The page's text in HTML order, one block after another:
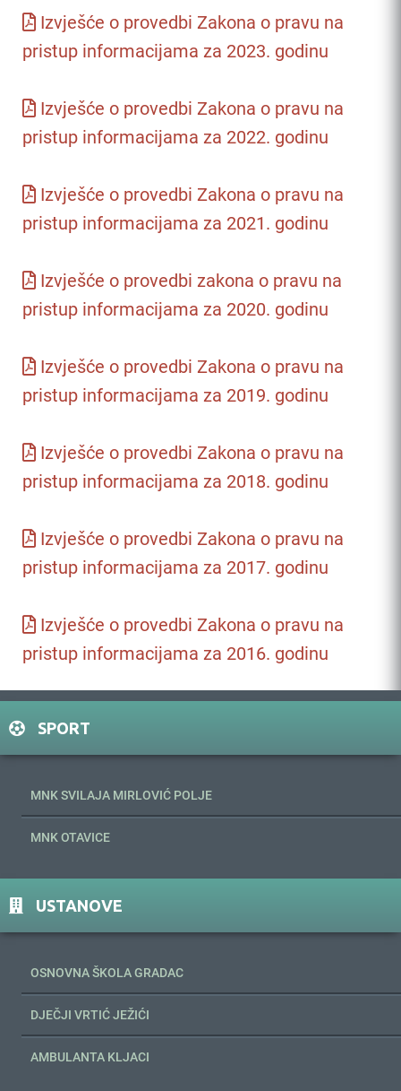
Izvješće o provedbi Zakona o pravu na
pristup informacijama za 2023. godinu
Izvješće o provedbi Zakona o pravu na
pristup informacijama za 2022. godinu
Izvješće o provedbi Zakona o pravu na
pristup informacijama za 2021. godinu
Izvješće o provedbi zakona o pravu na
pristup informacijama za 2020. godinu
Izvješće o provedbi Zakona o pravu na
pristup informacijama za 2019. godinu
Izvješće o provedbi Zakona o pravu na
pristup informacijama za 2018. godinu
Izvješće o provedbi Zakona o pravu na
pristup informacijama za 2017. godinu
Izvješće o provedbi Zakona o pravu na
pristup informacijama za 2016. godinu
SPORT
MNK SVILAJA MIRLOVIĆ POLJE
MNK OTAVICE
USTANOVE
OSNOVNA ŠKOLA GRADAC
DJEČJI VRTIĆ JEŽIĆI
AMBULANTA KLJACI